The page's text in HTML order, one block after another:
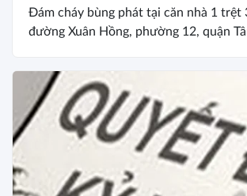
Đám cháy bùng phát tại căn nhà 1 trệt
đường Xuân Hồng, phường 12, quận